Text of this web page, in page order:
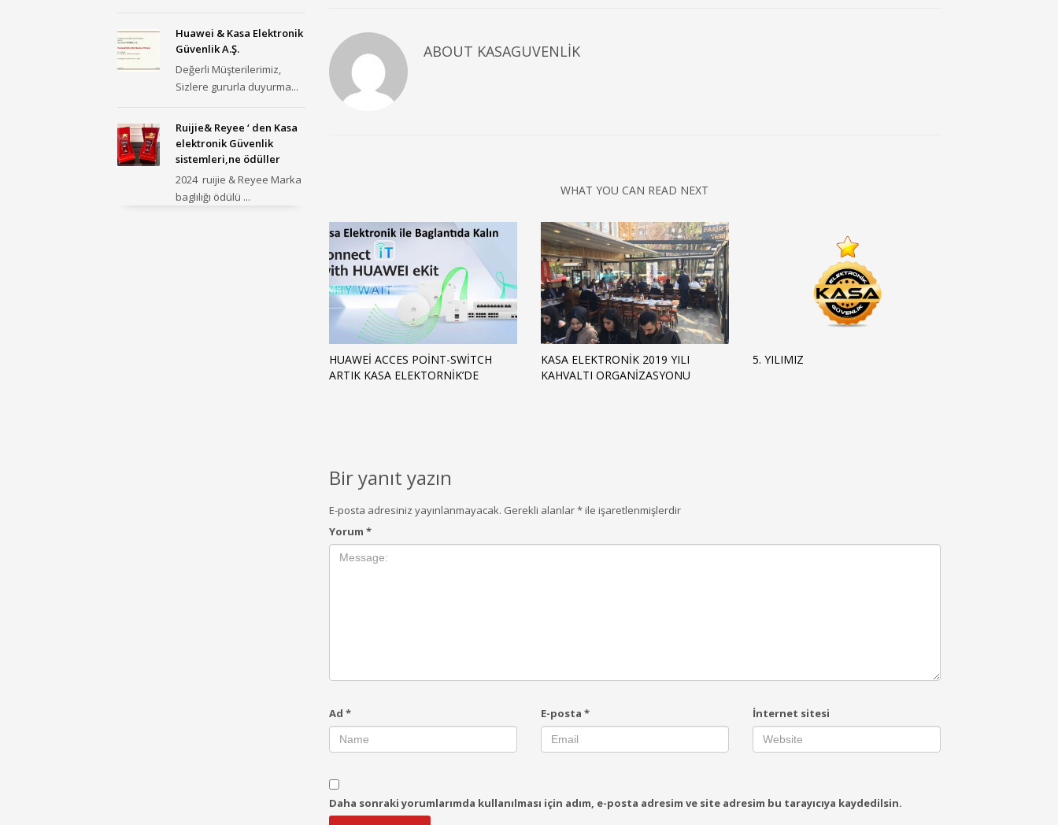
ABOUT KASAGUVENLIK
WHAT YOU CAN READ NEXT
HUAWEI ACCES POINT-SWITCH
ARTIK KASA ELEKTORNIK’DE
KASA ELEKTRONIK 2019 YILI
KAHVALTI ORGANIZASYONU
5. YILIMIZ
Bir yanıt yazın
E-posta adresiniz yayınlanmayacak. Gerekli alanlar*ile işaretlenmişlerdir
Yorum*
Ad* E-posta * İnternet sitesi
Daha sonraki yorumlarımda kullanılması için adım, e-posta adresim ve site adresim bu tarayıcıya kaydedilsin.
Huawei & Kasa Elektronik
Güvenlik A.Ş.
Değerli Müşterilerimiz,
Sizlere gururla duyurma...
Ruijie& Reyee ‘ den Kasa
elektronik Güvenlik
sistemleri,ne ödüller
2024 ruijie & Reyee Marka
baglılığı ödülü ...